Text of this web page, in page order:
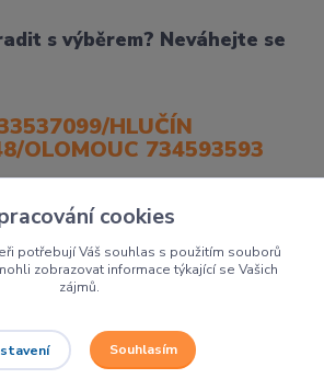
s výběrem? Neváhejte se
HLUČÍN
OLOMOUC 734593593
čtyřkolek a skútrů na Severní Moravě to je
cookies
potřebují Váš souhlas s použitím souborů
zobrazovat informace týkající se Vašich
zájmů.
Souhlasím